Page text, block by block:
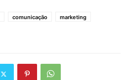
comunicação
marketing